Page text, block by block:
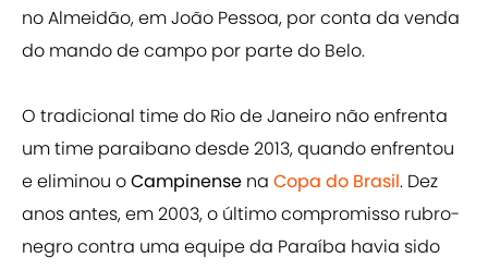
no Almeidão, em João Pessoa, por conta da venda
do mando de campo por parte do Belo.
O tradicional time do Rio de Janeiro não enfrenta
um time paraibano desde 2013, quando enfrentou
e eliminou oCampinense na Copa do Brasil. Dez
anos antes, em 2003, o último compromisso rubro-
negro contra uma equipe da Paraíba havia sido